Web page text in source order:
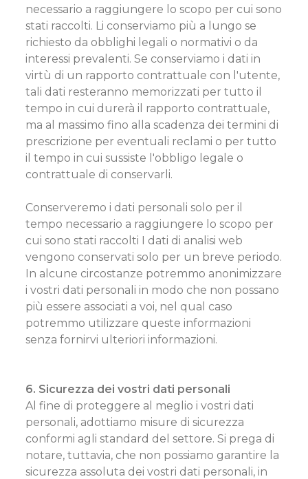
necessario a raggiungere lo scopo per cui sono
stati raccolti. Li conserviamo più a lungo se
richiesto da obblighi legali o normativi o da
interessi prevalenti. Se conserviamo i dati in
virtù di un rapporto contrattuale con l'utente,
tali dati resteranno memorizzati per tutto il
tempo in cui durerà il rapporto contrattuale,
ma al massimo fino alla scadenza dei termini di
prescrizione per eventuali reclami o per tutto
il tempo in cui sussiste l'obbligo legale o
contrattuale di conservarli.
Conserveremo i dati personali solo per il
tempo necessario a raggiungere lo scopo per
cui sono stati raccolti I dati di analisi web
vengono conservati solo per un breve periodo.
In alcune circostanze potremmo anonimizzare
i vostri dati personali in modo che non possano
più essere associati a voi, nel qual caso
potremmo utilizzare queste informazioni
senza fornirvi ulteriori informazioni.
6. Sicurezza dei vostri dati personali
Al fine di proteggere al meglio i vostri dati
personali, adottiamo misure di sicurezza
conformi agli standard del settore. Si prega di
notare, tuttavia, che non possiamo garantire la
sicurezza assoluta dei vostri dati personali, in